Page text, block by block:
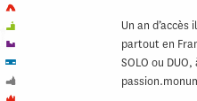
Un an
partout en
SOLO ou